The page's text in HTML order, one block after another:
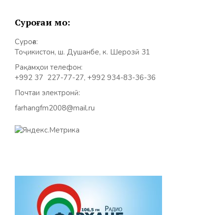
Суроғаи мо:
Суроға:
Тоҷикистон, ш. Душанбе, к. Шерозӣ 31
Рақамҳои телефон:
+992 37 227-77-27, +992 934-83-36-36
Почтаи электронӣ:
farhangfm2008@mail.ru